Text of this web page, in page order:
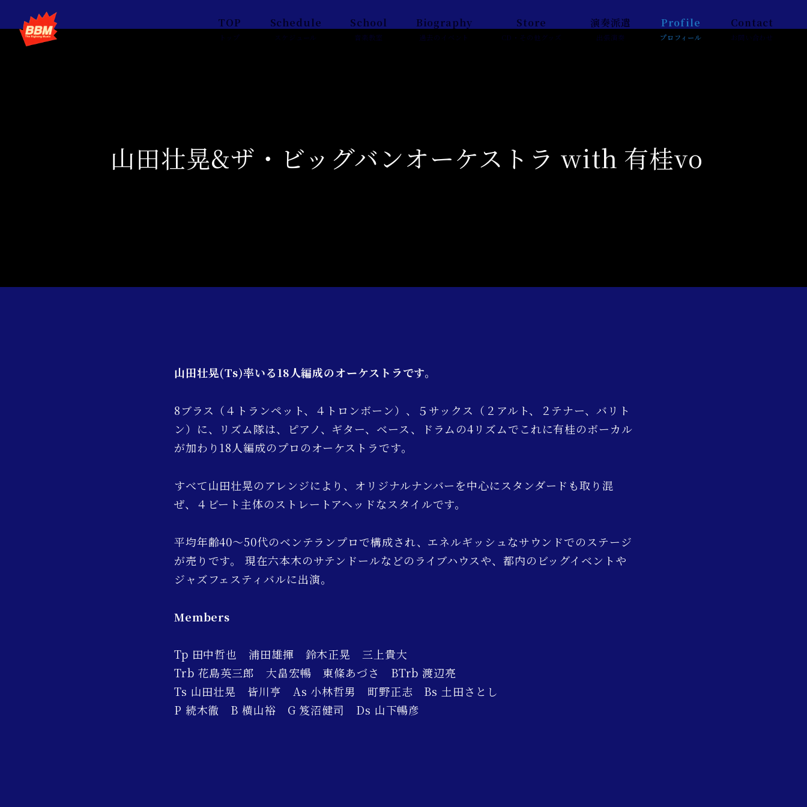
TOP
トップ
Schedule
スケジュール
School
音楽教室
Biography
過去のイベント
Store
CD・その他グッズ
演奏派遣
出張演奏
Profile
プロフィール
Contact
お問い合わせ
山田壮晃&ザ・ビッグバンオーケストラ with 有桂vo
山田壮晃(Ts)率いる18人編成のオーケストラです。
8ブラス（４トランペット、４トロンボーン）、５サックス（２アルト、２テナー、バリト
ン）に、リズム隊は、ピアノ、ギター、ベース、ドラムの4リズムでこれに有桂のボーカル
が加わり18人編成のプロのオーケストラです。
すべて山田壮晃のアレンジにより、オリジナルナンバーを中心にスタンダードも取り混
ぜ、４ビート主体のストレートアヘッドなスタイルです。
平均年齢40〜50代のベンテランプロで構成され、エネルギッシュなサウンドでのステージ
が売りです。 現在六本木のサテンドールなどのライブハウスや、都内のビッグイベントや
ジャズフェスティバルに出演。
Members
Tp 田中哲也 浦田雄揮 鈴木正晃 三上貴大
Trb 花島英三郎 大畠宏暢 東條あづさ BTrb 渡辺亮
Ts 山田壮晃 皆川亨 As 小林哲男 町野正志 Bs 土田さとし
P 続木徹 B 横山裕 G 笈沼健司 Ds 山下暢彦